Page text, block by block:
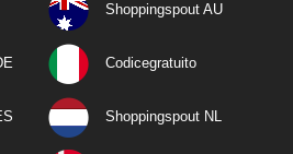
Shoppingspout AU
Codicegratuito
Shoppingspout NL